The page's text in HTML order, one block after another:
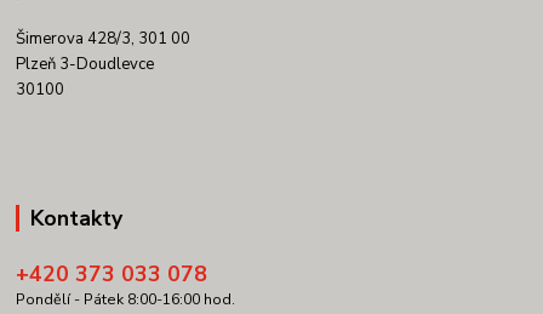
Šimerova 428/3, 301 00
Plzeň 3-Doudlevce
30100
Kontakty
+420 373 033 078
Pondělí - Pátek 8:00-16:00 hod.